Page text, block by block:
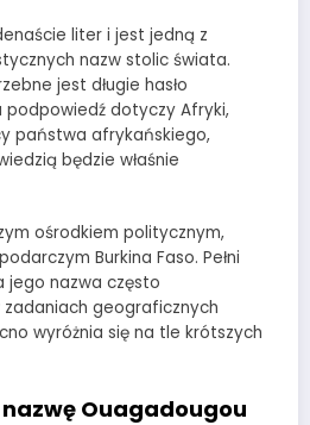
liter i jest jedną z
nazw stolic świata.
jest długie hasło
podpowiedź dotyczy Afryki,
państwa afrykańskiego,
będzie właśnie
ośrodkiem politycznym,
Burkina Faso. Pełni
jego nazwa często
geograficznych
wyróżnia się na tle krótszych
Ouagadougou